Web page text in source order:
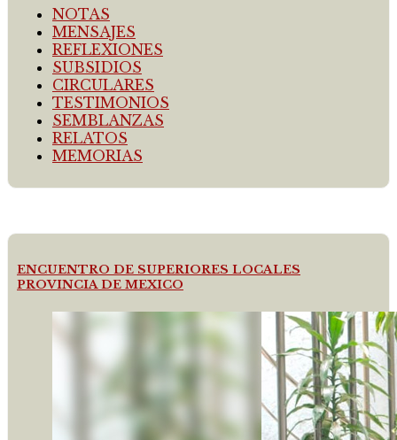
NOTAS
MENSAJES
REFLEXIONES
SUBSIDIOS
CIRCULARES
TESTIMONIOS
SEMBLANZAS
RELATOS
MEMORIAS
ENCUENTRO DE SUPERIORES LOCALES
PROVINCIA DE MEXICO